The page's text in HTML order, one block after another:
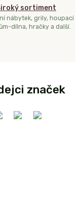
sortiment
nábytek, grily, houpací
dílna, hračky a další.
značek